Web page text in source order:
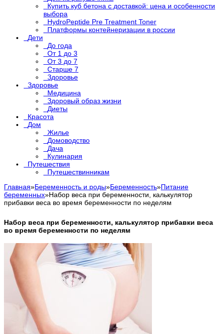
Купить куб бетона с доставкой: цена и особенности
выбора
HydroPeptide Pre Treatment Toner
Платформы контейнеризации в россии
Дети
До года
От 1 до 3
От 3 до 7
Старше 7
Здоровье
Здоровье
Медицина
Здоровый образ жизни
Диеты
Красота
Дом
Жилье
Домоводство
Дача
Кулинария
Путешествия
Путешествинникам
Главная»Беременность и роды»Беременность»Питание
беременных»Набор веса при беременности, калькулятор
прибавки веса во время беременности по неделям
Набор веса при беременности, калькулятор прибавки веса
во время беременности по неделям